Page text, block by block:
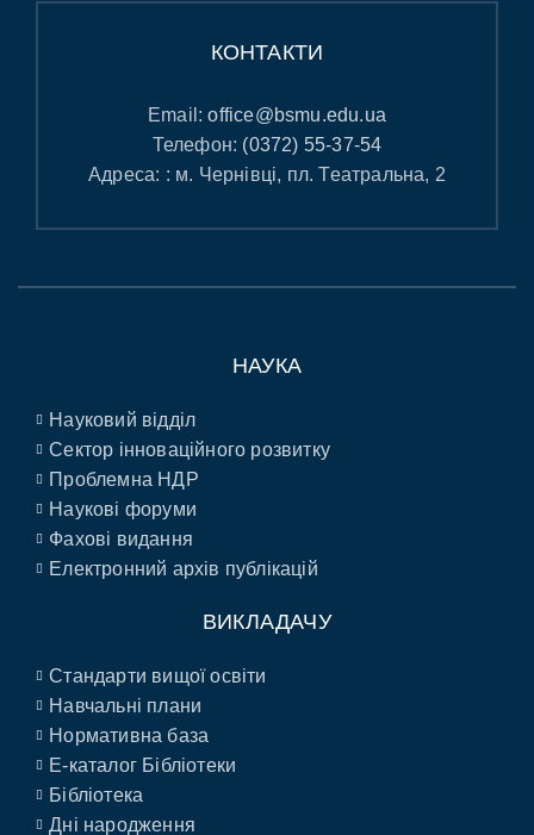
КОНТАКТИ
Email:office@bsmu.edu.ua
Телефон: (0372) 55-37-54
Адреса: : м. Чернівці, пл. Театральна, 2
НАУКА
Науковий відділ
Сектор інноваційного розвитку
Проблемна НДР
Наукові форуми
Фахові видання
Електронний архів публікацій
ВИКЛАДАЧУ
Стандарти вищої освіти
Навчальні плани
Нормативна база
E-каталог Бібліотеки
Бібліотека
Дні народження